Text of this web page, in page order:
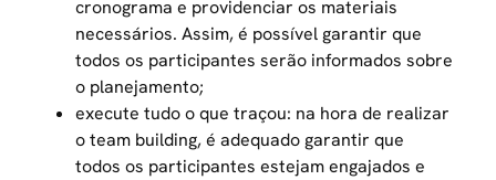
cronograma e providenciar os materiais
necessários. Assim, é possível garantir que
todos os participantes serão informados sobre
o planejamento;
execute tudo o que traçou: na hora de realizar
o team building, é adequado garantir que
todos os participantes estejam engajados e